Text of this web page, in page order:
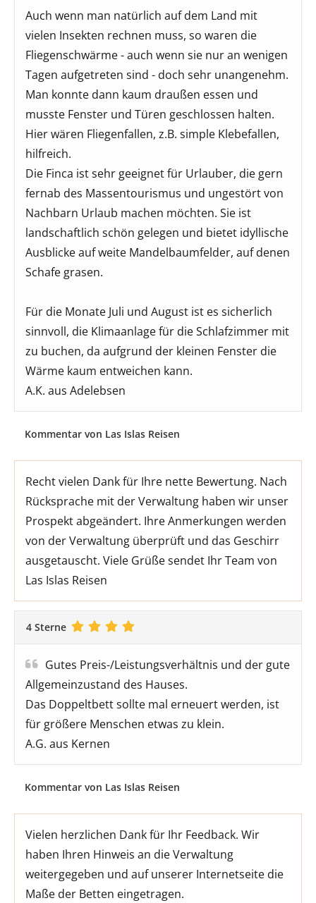
Auch wenn man natürlich auf dem Land mit
vielen Insekten rechnen muss, so waren die
Fliegenschwärme - auch wenn sie nur an wenigen
Tagen aufgetreten sind - doch sehr unangenehm.
Man konnte dann kaum draußen essen und
musste Fenster und Türen geschlossen halten.
Hier wären Fliegenfallen, z.B. simple Klebefallen,
hilfreich.
Die Finca ist sehr geeignet für Urlauber, die gern
fernab des Massentourismus und ungestört von
Nachbarn Urlaub machen möchten. Sie ist
landschaftlich schön gelegen und bietet idyllische
Ausblicke auf weite Mandelbaumfelder, auf denen
Schafe grasen.
Für die Monate Juli und August ist es sicherlich
sinnvoll, die Klimaanlage für die Schlafzimmer mit
zu buchen, da aufgrund der kleinen Fenster die
Wärme kaum entweichen kann.
A.K. aus Adelebsen
Kommentar von Las Islas Reisen
Recht vielen Dank für Ihre nette Bewertung. Nach
Rücksprache mit der Verwaltung haben wir unser
Prospekt abgeändert. Ihre Anmerkungen werden
von der Verwaltung überprüft und das Geschirr
ausgetauscht. Viele Grüße sendet Ihr Team von
Las Islas Reisen
4 Sterne
Gutes Preis-/Leistungsverhältnis und der gute
Allgemeinzustand des Hauses.
Das Doppeltbett sollte mal erneuert werden, ist
für größere Menschen etwas zu klein.
A.G. aus Kernen
Kommentar von Las Islas Reisen
Vielen herzlichen Dank für Ihr Feedback. Wir
haben Ihren Hinweis an die Verwaltung
weitergegeben und auf unserer Internetseite die
Maße der Betten eingetragen.